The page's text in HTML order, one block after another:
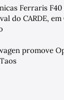
Ferraris F40
do CARDE,
promove